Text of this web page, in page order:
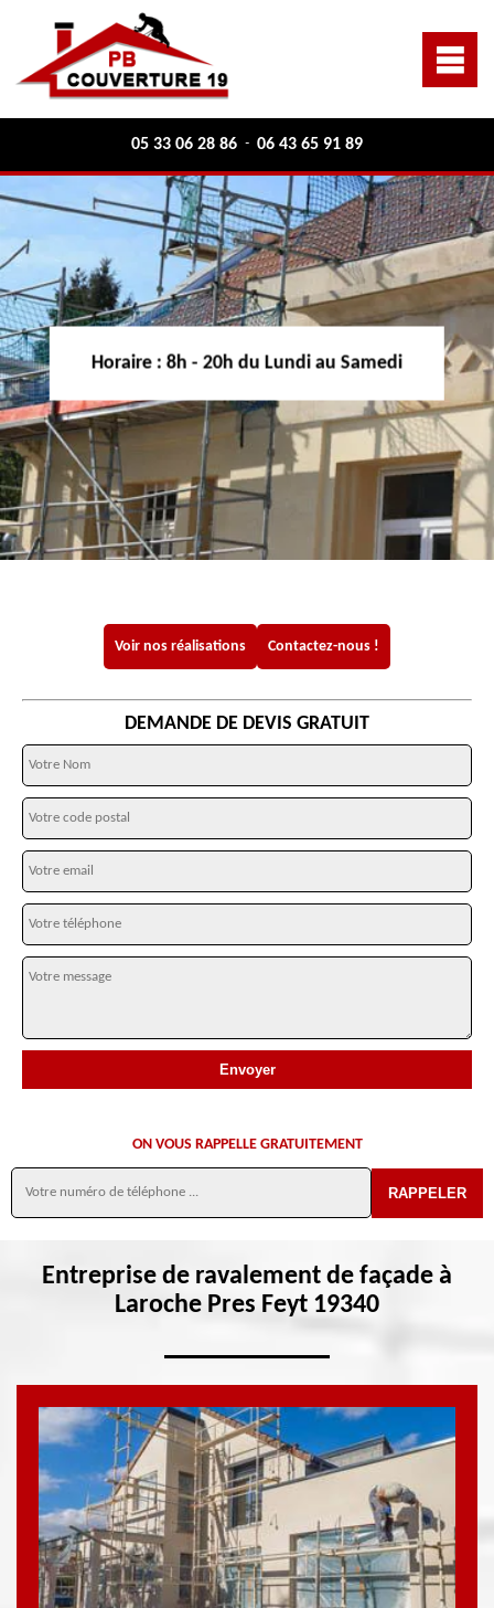
05 33 06 28 86 - 06 43 65 91 89
Horaire : 8h - 20h du Lundi au Samedi
Voir nos réalisations Contactez-nous !
DEMANDE DE DEVIS GRATUIT
ON VOUS RAPPELLE GRATUITEMENT
Entreprise de ravalement de façade à
Laroche Pres Feyt 19340